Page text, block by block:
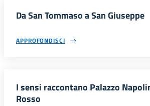
Da San Tommaso a San Giuseppe
APPROFONDISCI
I sensi raccontano Palazzo
Rosso